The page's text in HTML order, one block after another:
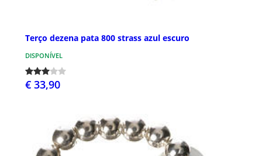
Terço dezena pata 800 strass azul escuro
DISPONÍVEL
€ 33,90